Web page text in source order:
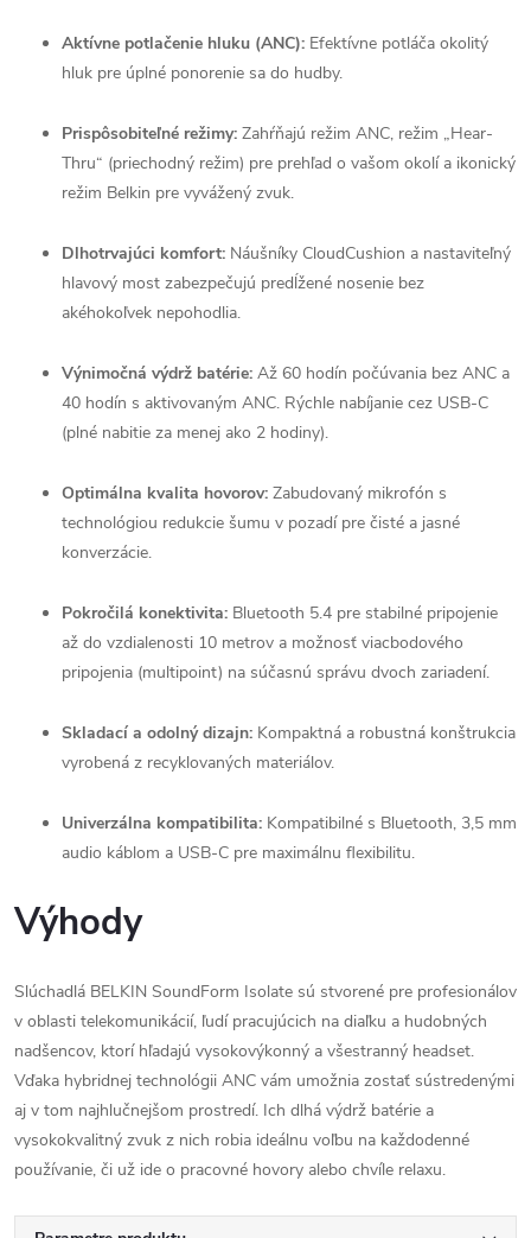
Aktívne potlačenie hluku (ANC): Efektívne potláča okolitý
hluk pre úplné ponorenie sa do hudby.
Prispôsobiteľné režimy: Zahŕňajú režim ANC, režim „Hear-
Thru“ (priechodný režim) pre prehľad o vašom okolí a ikonický
režim Belkin pre vyvážený zvuk.
Dlhotrvajúci komfort: Náušníky CloudCushion a nastaviteľný
hlavový most zabezpečujú predĺžené nosenie bez
akéhokoľvek nepohodlia.
Výnimočná výdrž batérie: Až 60 hodín počúvania bez ANC a
40 hodín s aktivovaným ANC. Rýchle nabíjanie cez USB-C
(plné nabitie za menej ako 2 hodiny).
Optimálna kvalita hovorov: Zabudovaný mikrofón s
technológiou redukcie šumu v pozadí pre čisté a jasné
konverzácie.
Pokročilá konektivita: Bluetooth 5.4 pre stabilné pripojenie
až do vzdialenosti 10 metrov a možnosť viacbodového
pripojenia (multipoint) na súčasnú správu dvoch zariadení.
Skladací a odolný dizajn: Kompaktná a robustná konštrukcia
vyrobená z recyklovaných materiálov.
Univerzálna kompatibilita: Kompatibilné s Bluetooth, 3,5 mm
audio káblom a USB-C pre maximálnu flexibilitu.
Výhody
Slúchadlá BELKIN SoundForm Isolate sú stvorené pre profesionálov
v oblasti telekomunikácií, ľudí pracujúcich na diaľku a hudobných
nadšencov, ktorí hľadajú vysokovýkonný a všestranný headset.
Vďaka hybridnej technológii ANC vám umožnia zostať sústredenými
aj v tom najhlučnejšom prostredí. Ich dlhá výdrž batérie a
vysokokvalitný zvuk z nich robia ideálnu voľbu na každodenné
používanie, či už ide o pracovné hovory alebo chvíle relaxu.